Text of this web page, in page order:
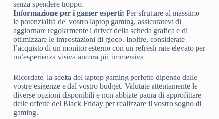
senza spendere troppo.
Informazione per i gamer esperti: Per sfruttare al massimo
le potenzialità del vostro laptop gaming, assicuratevi di
aggiornare regolarmente i driver della scheda grafica e di
ottimizzare le impostazioni di gioco. Inoltre, considerate
l’acquisto di un monitor esterno con un refresh rate elevato per
un’esperienza visiva ancora più immersiva.
Ricordate, la scelta del laptop gaming perfetto dipende dalle
vostre esigenze e dal vostro budget. Valutate attentamente le
diverse opzioni disponibili e non abbiate paura di approfittare
delle offerte del Black Friday per realizzare il vostro sogno di
gaming.